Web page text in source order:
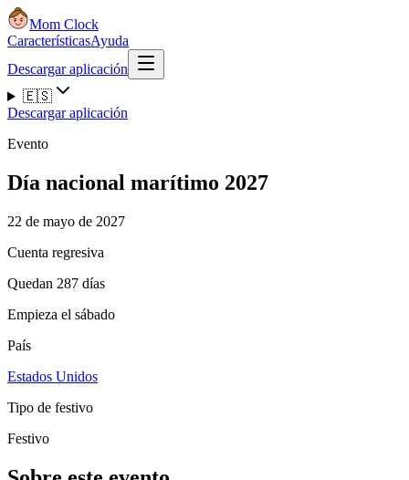
Mom Clock
CaracterísticasAyuda
Descargar aplicación
🇪🇸
Descargar aplicación
Evento
Día nacional marítimo 2027
22 de mayo de 2027
Cuenta regresiva
Quedan 287 días
Empieza el sábado
País
Estados Unidos
Tipo de festivo
Festivo